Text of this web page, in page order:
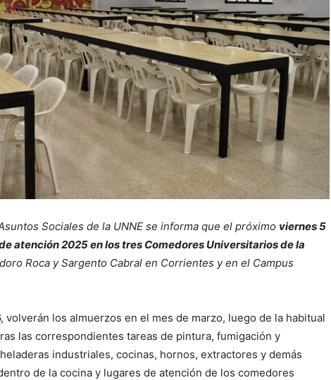
Sociales de la UNNE se informa que el próximo viernes 5
atención 2025 en los tres Comedores Universitarios de la
Roca y Sargento Cabral en Corrientes y en el Campus
volverán los almuerzos en el mes de marzo, luego de la habitual
las correspondientes tareas de pintura, fumigación y
industriales, cocinas, hornos, extractores y demás
de la cocina y lugares de atención de los comedores